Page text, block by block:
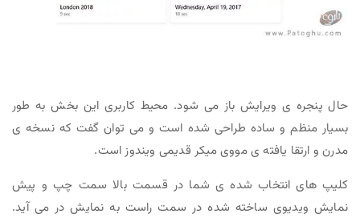
حال پنجره ی ویرایش باز می شود. محیط کاربری این بخش به طور
بسیار منظم و ساده طراحی شده است و می توان گفت که نسخه ی
مدرن و ارتقا یافته ی مووی میکر قدیمی ویندوز است.
کلیپ های انتخاب شده ی شما در قسمت بالا سمت چپ و پیش
نمایش ویدیوی ساخته شده در سمت راست به نمایش در می آید.